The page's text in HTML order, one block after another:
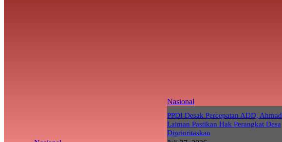
Nasional
PPDI Desak Percepatan ADD, Ahmad
Laiman Pastikan Hak Perangkat Desa
Diprioritaskan